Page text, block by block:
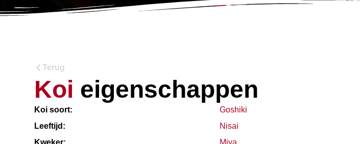
Terug
Koi eigenschappen
Koi soort:
Leeftijd:
Goshiki
Nisai